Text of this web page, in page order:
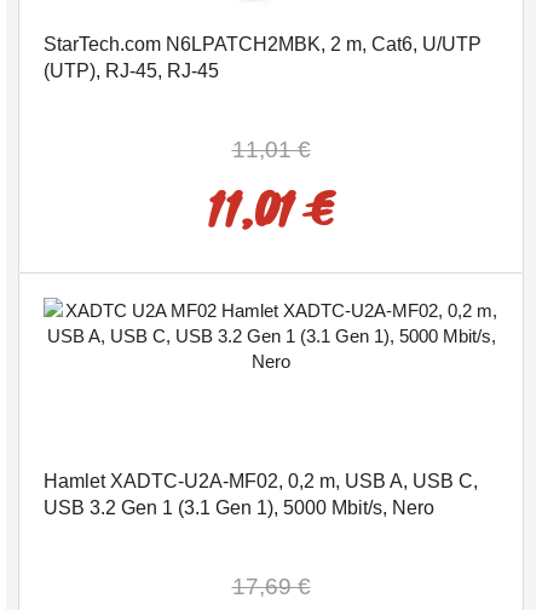
StarTech.com N6LPATCH2MBK, 2 m, Cat6, U/UTP
(UTP), RJ-45, RJ-45
11,01 €
11,01 €
Hamlet XADTC-U2A-MF02, 0,2 m, USB A, USB C,
USB 3.2 Gen 1 (3.1 Gen 1), 5000 Mbit/s, Nero
17,69 €